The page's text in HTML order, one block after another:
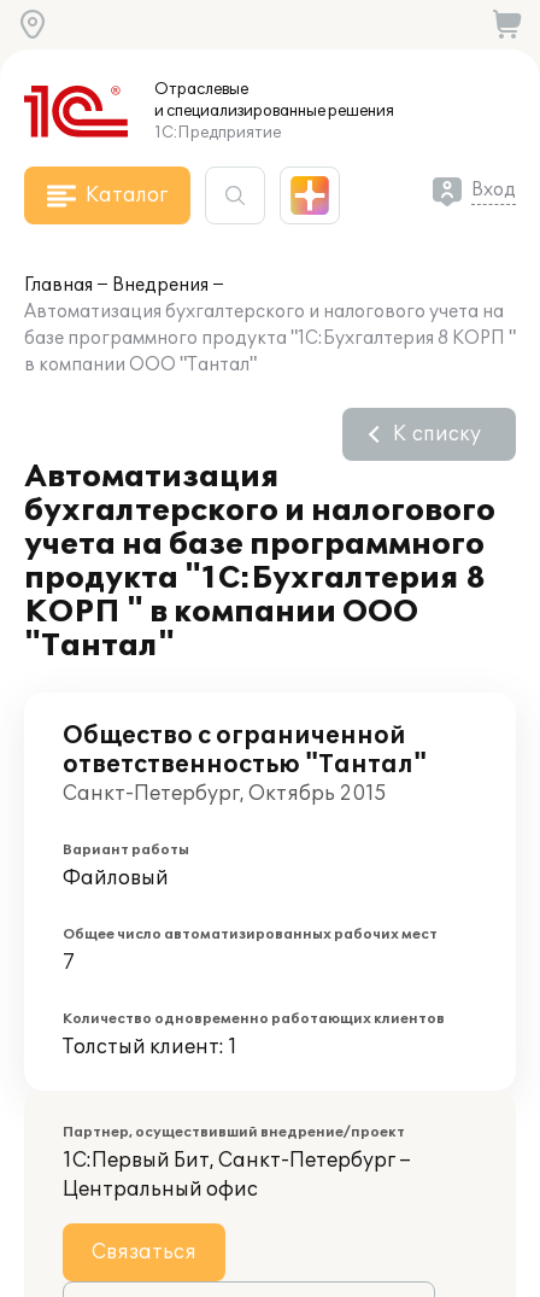
Отраслевые
и специализированныерешения
1С:Предприятие
Каталог Вход
Главная
Внедрения
Автоматизация бухгалтерского и налогового учета на
базе программного продукта "1С:Бухгалтерия 8 КОРП "
в компании ООО "Тантал"
Автоматизация
бухгалтерского и налогового
учета на базе программного
продукта "1С:Бухгалтерия 8
КОРП " в компании ООО
"Тантал"
К списку
Общество с ограниченной
ответственностью "Тантал"
Санкт-Петербург, Октябрь 2015
Вариант работы
Файловый
Общее число автоматизированных рабочих мест
7
Количество одновременно работающих клиентов
Толстый клиент: 1
Партнер, осуществивший внедрение/проект
1С:Первый Бит, Санкт-Петербург –
Центральный офис
Связаться